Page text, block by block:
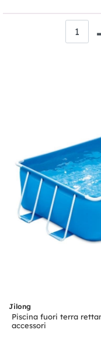
Jilong
Piscina fuori terra
accessori